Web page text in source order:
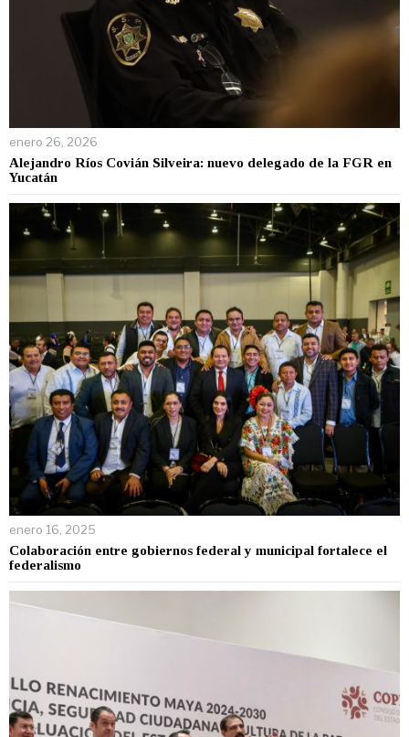
enero 26, 2026
Alejandro Ríos Covián Silveira: nuevo delegado de la FGR en
Yucatán
enero 16, 2025
Colaboración entre gobiernos federal y municipal fortalece el
federalismo